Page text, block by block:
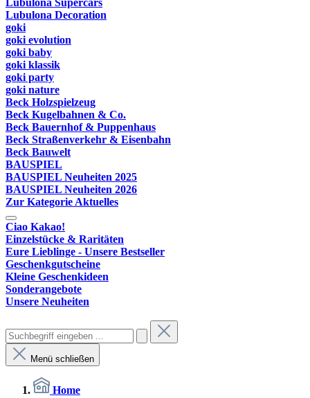
Lubulona Supercars
Lubulona Decoration
goki
goki evolution
goki baby
goki klassik
goki party
goki nature
Beck Holzspielzeug
Beck Kugelbahnen & Co.
Beck Bauernhof & Puppenhaus
Beck Straßenverkehr & Eisenbahn
Beck Bauwelt
BAUSPIEL
BAUSPIEL Neuheiten 2025
BAUSPIEL Neuheiten 2026
Zur Kategorie Aktuelles
Ciao Kakao!
Einzelstücke & Raritäten
Eure Lieblinge - Unsere Bestseller
Geschenkgutscheine
Kleine Geschenkideen
Sonderangebote
Unsere Neuheiten
Menü schließen
Home